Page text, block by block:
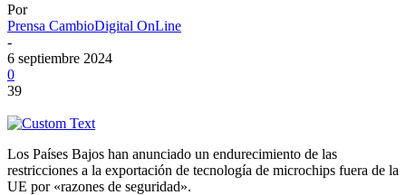
Por
Prensa CambioDigital OnLine
-
6 septiembre 2024
0
39
Los Países Bajos han anunciado un endurecimiento de las
restricciones a la exportación de tecnología de microchips fuera de la
UE por «razones de seguridad».